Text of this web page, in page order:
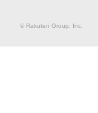
© Rakuten Group, Inc.